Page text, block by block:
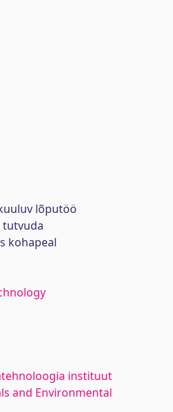
lõputöö
tutvuda
kohapeal
instituut
and Environmental